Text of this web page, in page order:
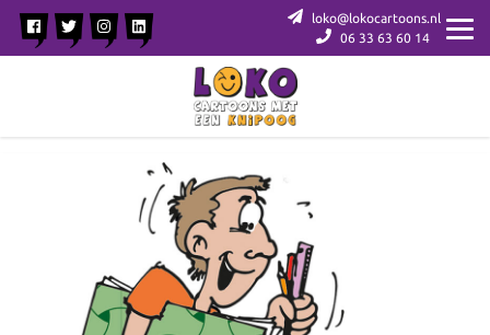
loko@lokocartoons.nl
06 33 63 60 14